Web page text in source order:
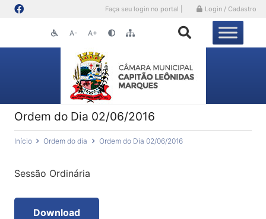
Faça seu login no portal | Login / Cadastro
A- A+
Ordem do Dia 02/06/2016
Início Ordem do dia Ordem do Dia 02/06/2016
Sessão Ordinária
Download